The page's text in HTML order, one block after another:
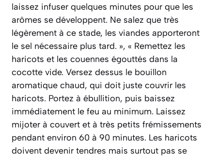
laissez infuser quelques minutes pour que les
arômes se développent. Ne salez que très
légèrement à ce stade, les viandes apporteront
le sel nécessaire plus tard. », « Remettez les
haricots et les couennes égouttés dans la
cocotte vide. Versez dessus le bouillon
aromatique chaud, qui doit juste couvrir les
haricots. Portez à ébullition, puis baissez
immédiatement le feu au minimum. Laissez
mijoter à couvert et à très petits frémissements
pendant environ 60 à 90 minutes. Les haricots
doivent devenir tendres mais surtout pas se